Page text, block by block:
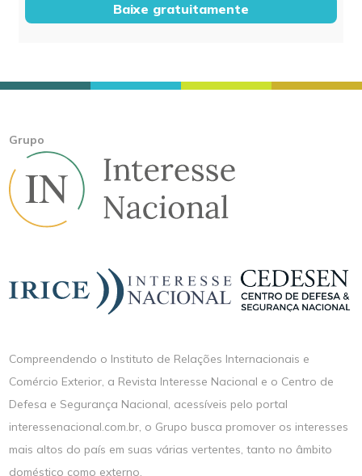
Baixe gratuitamente
Grupo
Compreendendo o Instituto de Relações Internacionais e
Comércio Exterior, a Revista Interesse Nacional e o Centro de
Defesa e Segurança Nacional, acessíveis pelo portal
interessenacional.com.br, o Grupo busca promover os interesses
mais altos do país em suas várias vertentes, tanto no âmbito
doméstico como externo.